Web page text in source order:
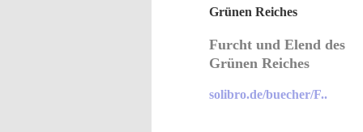
Furcht und Elend des
Grünen Reiches
solibro.de/buecher/F..